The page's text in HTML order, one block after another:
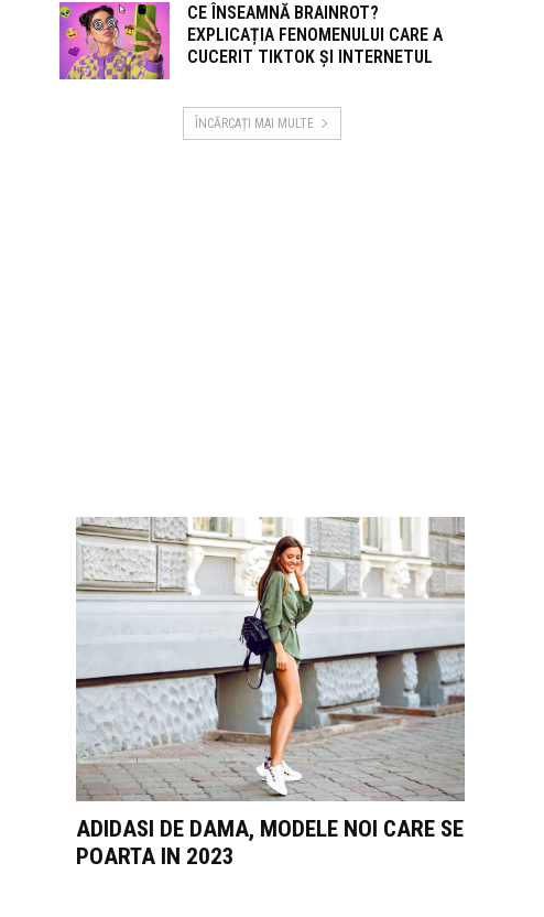
CE ÎNSEAMNĂ BRAINROT?
EXPLICAȚIA FENOMENULUI CARE A
CUCERIT TIKTOK ȘI INTERNETUL
ÎNCĂRCAȚI MAI MULTE
ADIDASI DE DAMA, MODELE NOI CARE SE
POARTA IN 2023